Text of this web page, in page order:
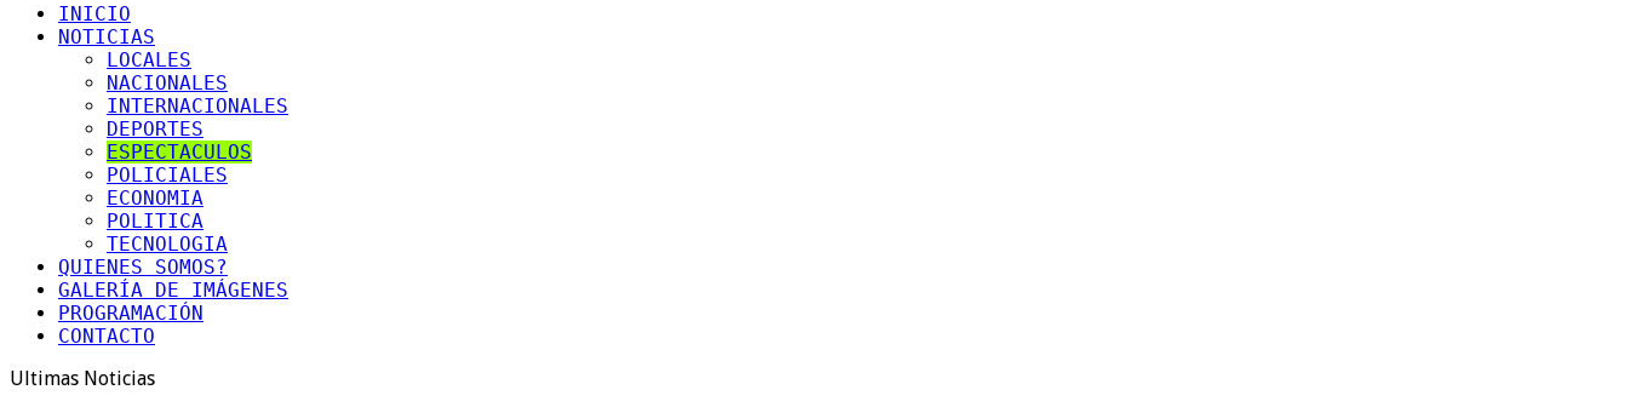
INICIO
NOTICIAS
LOCALES
NACIONALES
INTERNACIONALES
DEPORTES
ESPECTACULOS
POLICIALES
ECONOMIA
POLITICA
TECNOLOGIA
QUIENES SOMOS?
GALERÍA DE IMÁGENES
PROGRAMACIÓN
CONTACTO
Ultimas Noticias